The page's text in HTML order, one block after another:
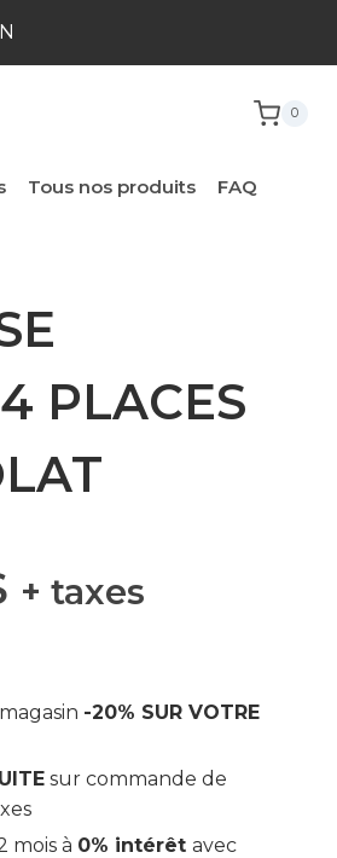
0
Tous nos produits FAQ
PLACES
+ taxes
-20% SUR VOTRE
sur commande de
mois à 0% intérêt avec